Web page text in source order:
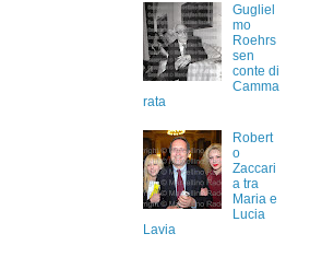
Gugliel
mo
Roehrs
sen
conte di
Camma
rata
Robert
o
Zaccari
a tra
Maria e
Lucia
Lavia